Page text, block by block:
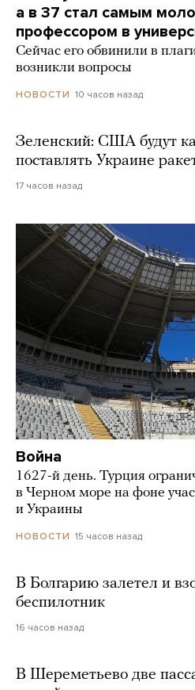
а в 37 стал самым
профессором в
Сейчас его обвинили в
возникли вопросы
НОВОСТИ 10 часов назад
Зеленский: США будут
поставлять Украине
17 часов назад
Война
1627-й день. Турция
в Черном море на фоне
и Украины
НОВОСТИ 15 часов назад
В Болгарию залетел и
беспилотник
16 часов назад
В Шереметьево две